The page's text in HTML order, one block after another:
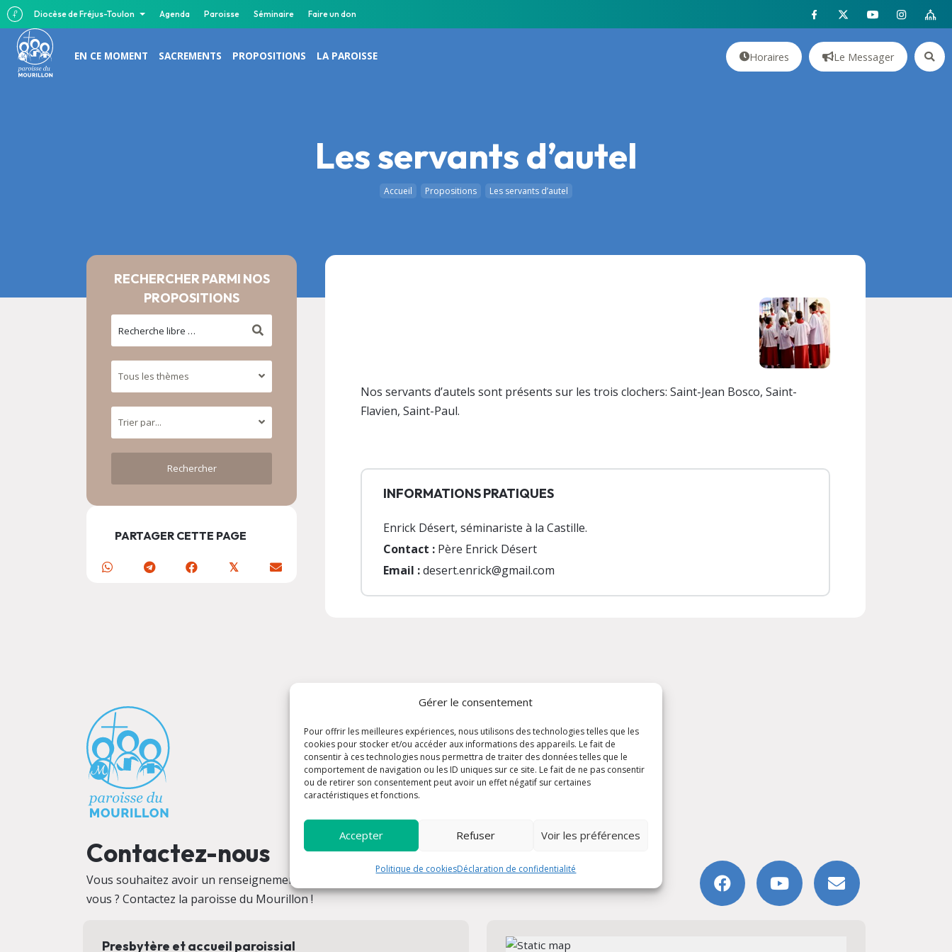
Diocèse de Fréjus-Toulon Agenda Paroisse Séminaire Faire un don
Gérer le consentement
Pour offrir les meilleures expériences, nous utilisons des technologies telles que les
cookies pour stocker et/ou accéder aux informations des appareils. Le fait de
consentir à ces technologies nous permettra de traiter des données telles que le
comportement de navigation ou les ID uniques sur ce site. Le fait de ne pas consentir
ou de retirer son consentement peut avoir un effet négatif sur certaines
caractéristiques et fonctions.
Accepter Refuser Voir les préférences
Politique de cookiesDéclaration de confidentialité
EN CE MOMENT SACREMENTS PROPOSITIONS LA PAROISSE Horaires Le Messager
Les servants d’autel
Accueil Propositions Les servants d’autel
RECHERCHER PARMI NOS
PROPOSITIONS
PARTAGER CETTE PAGE
𝕏
Nos servants d’autels sont présents sur les trois clochers: Saint-Jean Bosco, Saint-
Flavien, Saint-Paul.
INFORMATIONS PRATIQUES
Enrick Désert, séminariste à la Castille.
Contact : Père Enrick Désert
Email :desert.enrick@gmail.com
Contactez-nous
Vous souhaitez avoir un renseignement ? Vous désirez avoir un rendez
vous ? Contactez la paroisse du Mourillon !
Presbytère et accueil paroissial